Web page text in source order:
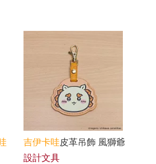
ジンハウス(3)
吉伊卡哇皮革吊飾 風獅爺
設計文具